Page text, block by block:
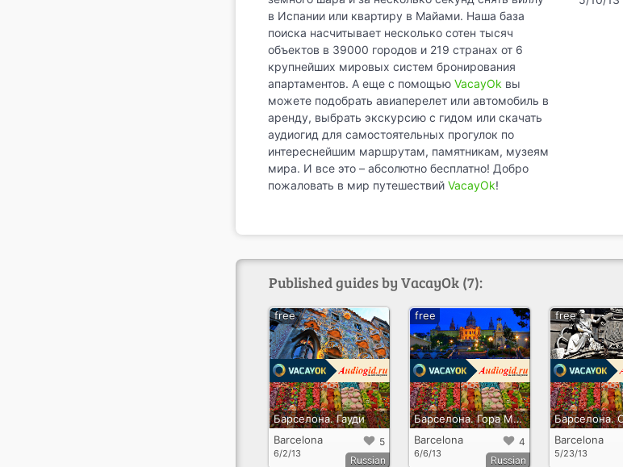
в Испании или квартиру в Майами. Наша база
поиска насчитывает несколько сотен тысяч
объектов в 39000 городов и 219 странах от 6
крупнейших мировых систем бронирования
апартаментов. А еще с помощью VacayOk вы
можете подобрать авиаперелет или автомобиль в
аренду, выбрать экскурсию с гидом или скачать
аудиогид для самостоятельных прогулок по
интереснейшим маршрутам, памятникам, музеям
мира. И все это – абсолютно бесплатно! Добро
пожаловать в мир путешествий VacayOk!
Published guides by VacayOk (7):
Барселона. Гауди
5
Barcelona
6/2/13
free
Russian
Барселона. Гора Монтжуик
4
Barcelona
6/6/13
free
Russian
Barcelona
5/23/13
free